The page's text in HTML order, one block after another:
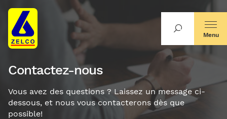
Contactez-nous
Vous avez des questions ? Laissez un message ci-
dessous, et nous vous contacterons dès que
possible!
Menu